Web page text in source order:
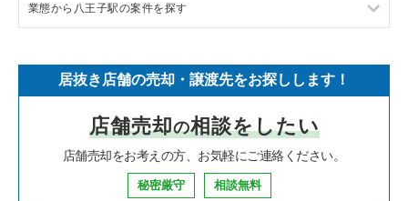
中華の居抜き売却物件の案件一覧
寿司の居抜き売却物件の案件一覧
焼肉の居抜き売却物件の案件一覧
鉄板焼き・お好み焼の居抜き売却物件の案件一覧
千葉県の飲食店の居抜き売却物件の案件一覧
神奈川県の飲食店の居抜き売却物件の案件一覧
大阪府の飲食店の居抜き売却物件の案件一覧
兵庫県の飲食店の居抜き売却物件の案件一覧
八王子市の飲食店の居抜き売却物件の案件一覧
立川市の飲食店の居抜き売却物件の案件一覧
町田市の飲食店の居抜き売却物件の案件一覧
東村山市の飲食店の居抜き売却物件の案件一覧
東京都下のラーメンの居抜き売却物件の案件一覧
東京都下のイタリア料理の居抜き売却物件の案件一覧
東京都下の中華の居抜き売却物件の案件一覧
東京都下のそば・うどんの居抜き売却物件の案件一覧
業態から八王子駅の案件を探す
八王子駅の中華の居抜き売却物件の案件一覧
八王子駅のそば・うどんの居抜き売却物件の案件一覧
八王子駅の寿司の居抜き売却物件の案件一覧
居抜き店舗の売却・譲渡先をお探しします！
店舗売却の相談をしたい
店舗売却をお考えの方、お気軽にご連絡ください。
秘密厳守 相談無料